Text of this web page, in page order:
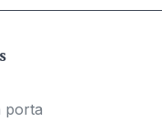
porta